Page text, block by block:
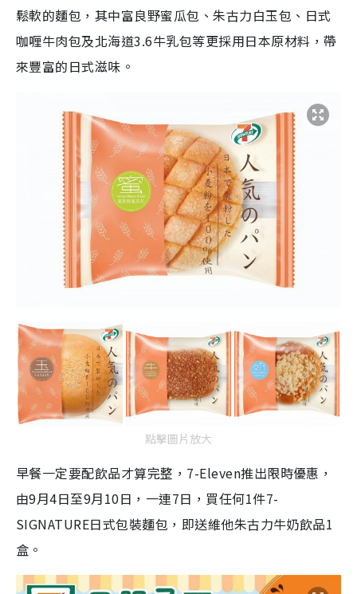
鬆軟的麵包，其中富良野蜜瓜包、朱古力白玉包、日式
咖喱牛肉包及北海道3.6牛乳包等更採用日本原材料，帶
來豐富的日式滋味。
點擊圖片放大
早餐一定要配飲品才算完整，7-Eleven推出限時優惠，
由9月4日至9月10日，一連7日，買任何1件7-
SIGNATURE日式包裝麵包，即送維他朱古力牛奶飲品1
盒。